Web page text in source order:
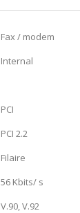
Fax / modem
Internal
PCI
PCI 2.2
Filaire
56 Kbits/ s
V.90, V.92